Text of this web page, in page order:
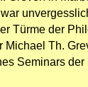
Türme der
Michael Th.
Seminars